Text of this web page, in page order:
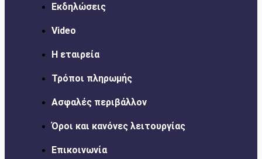
Εκδηλώσεις
Video
Η εταιρεία
Τρόποι πληρωμής
Ασφαλές περιβάλλον
Όροι και κανόνες λειτουργίας
Επικοινωνία